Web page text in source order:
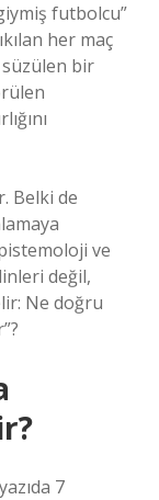
futbolcu”
her maç
süzülen bir
Belki de
ve
değil,
Ne doğru
7